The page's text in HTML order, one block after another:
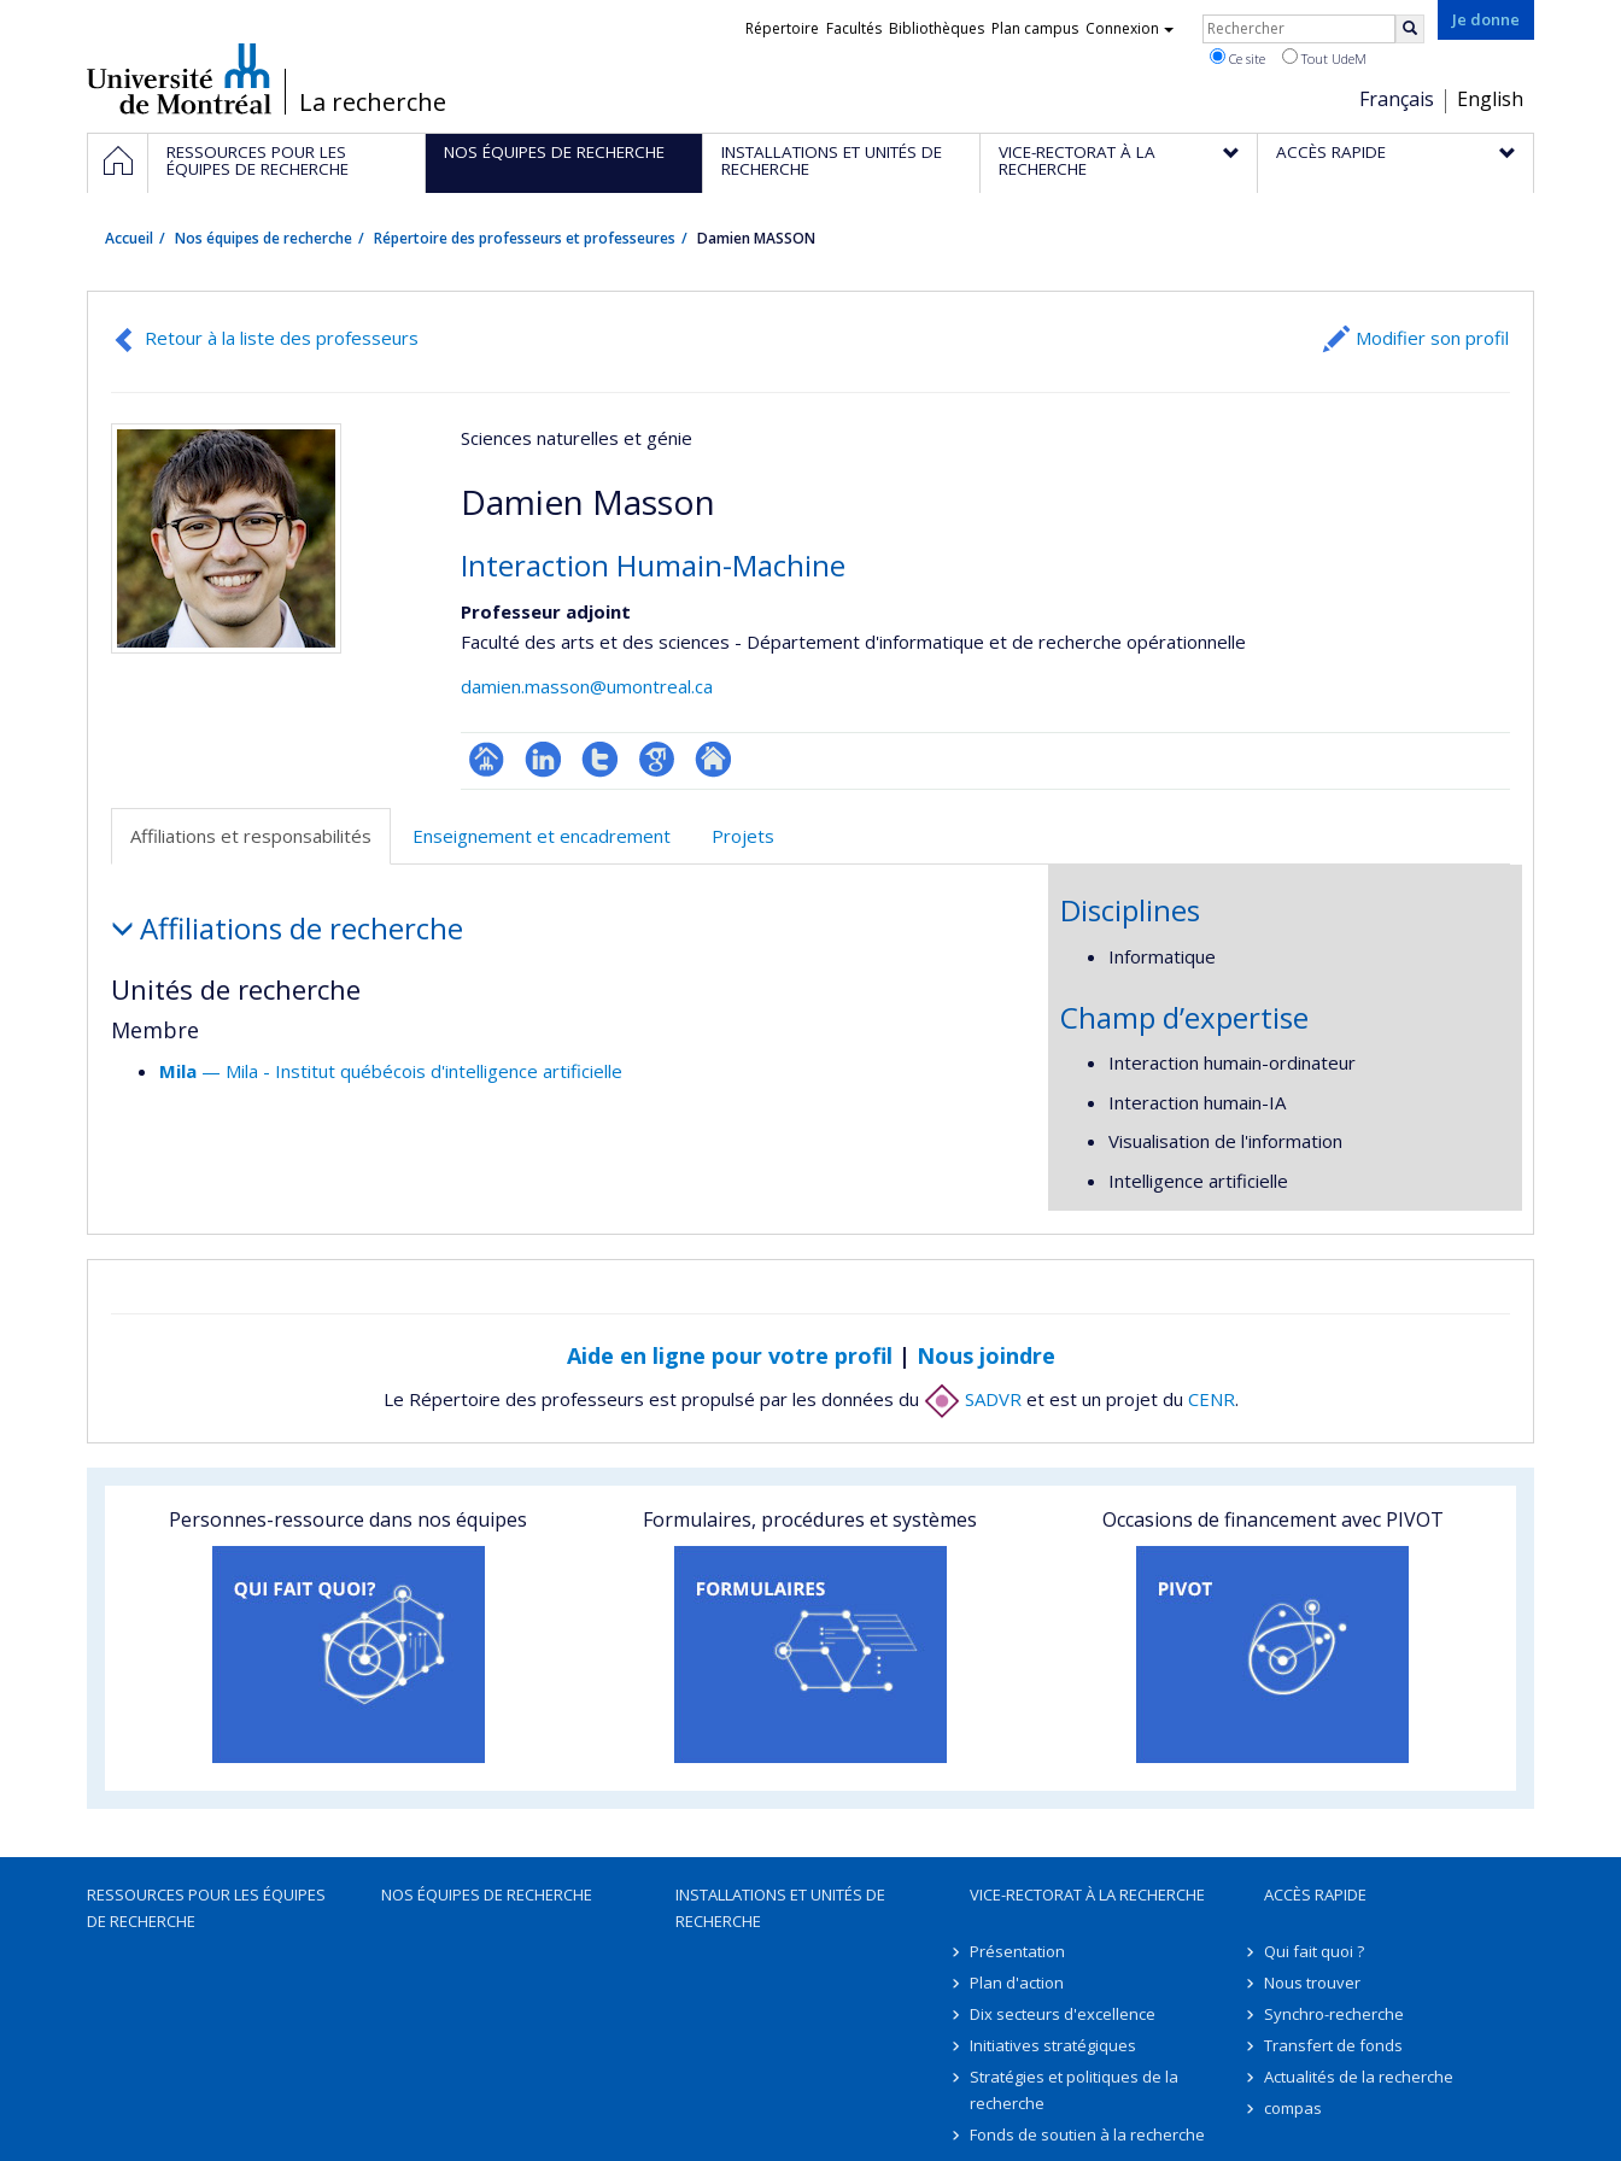
/La recherche
Je donne
Choix
de
la
Français English
Liens
Répertoire Facultés Bibliothèques Plan campus Connexion Rechercher
Ce site Tout UdeM
Navigation
principale
ACCUEILRESSOURCES POUR LES
ÉQUIPES DE RECHERCHE
NOS ÉQUIPES DE RECHERCHE INSTALLATIONS ET UNITÉS DE
RECHERCHE
VICE-RECTORAT À LA
RECHERCHE
ACCÈS RAPIDE
Accueil Nos équipes de recherche Répertoire des professeurs et professeures Damien MASSON
Retour à la liste des professeurs Modifier son profil
Sciences naturelles et génie
Damien Masson
Interaction Humain-Machine
Professeur adjoint
Faculté des arts et des sciences - Département d'informatique et de recherche opérationnelle
damien.masson@umontreal.ca
Page LinkedInCompteGoogleAutre
Affiliations et responsabilités Enseignement et encadrement Projets
et
responsabilités
Affiliations de recherche
Unités de recherche
Membre
Mila — Mila - Institut québécois d'intelligence artificielle
Disciplines
Informatique
Champ d’expertise
Interaction humain-ordinateur
Interaction humain-IA
Visualisation de l'information
Intelligence artificielle
Aide en ligne pour votre profil | Nous joindre
Le Répertoire des professeurs est propulsé par les données du SADVR et est un projet du CENR.
Personnes-ressource dans nos équipes Formulaires, procédures et systèmes Occasions de financement avec PIVOT
RESSOURCES POUR LES ÉQUIPES
DE RECHERCHE
NOS ÉQUIPES DE RECHERCHE
INSTALLATIONS ET UNITÉS DE
RECHERCHE
VICE-RECTORAT À LA RECHERCHE
Présentation
Plan d'action
Dix secteurs d'excellence
Initiatives stratégiques
Stratégies et politiques de la
recherche
Fonds de soutien à la recherche
ACCÈS RAPIDE
Qui fait quoi ?
Nous trouver
Synchro-recherche
Transfert de fonds
Actualités de la recherche
compas